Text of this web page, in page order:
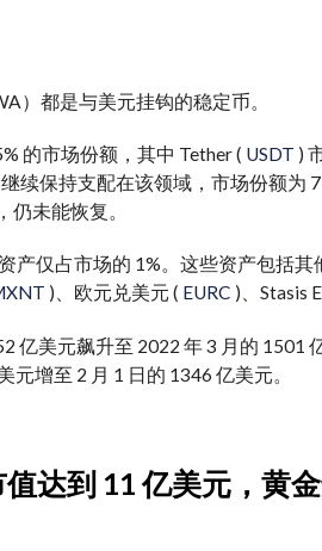
）都是与美元挂钩的稳定币。
的市场份额，其中 Tether ( USDT )
续保持支配在该领域，市场份额为
仍未能恢复。
产仅占市场的 1%。这些资产包括其
)、欧元兑美元 ( EURC )、Stasis
亿美元飙升至 2022 年 3 月的 1501
增至 2 月 1 日的 1346 亿美元。
达到 11 亿美元，黄